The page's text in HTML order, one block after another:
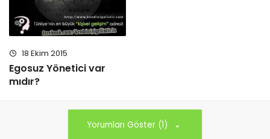
18 Ekim 2015
Egosuz Yönetici var
mıdır?
Yorumları Göster (1)